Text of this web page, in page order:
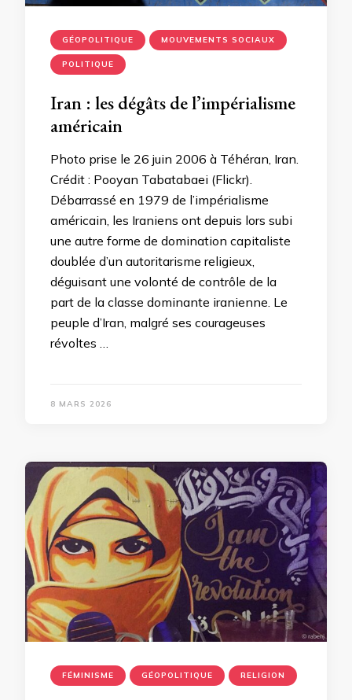
GÉOPOLITIQUE MOUVEMENTS SOCIAUX
POLITIQUE
Iran : les dégâts de l’impérialisme
américain
Photo prise le 26 juin 2006 à Téhéran, Iran.
Crédit : Pooyan Tabatabaei (Flickr).
Débarrassé en 1979 de l’impérialisme
américain, les Iraniens ont depuis lors subi
une autre forme de domination capitaliste
doublée d’un autoritarisme religieux,
déguisant une volonté de contrôle de la
part de la classe dominante iranienne. Le
peuple d’Iran, malgré ses courageuses
révoltes …
8 MARS 2026
FÉMINISME GÉOPOLITIQUE RELIGION